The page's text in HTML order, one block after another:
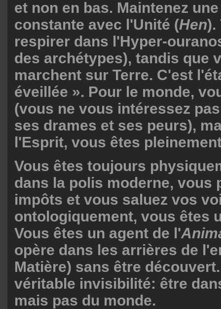
et non en bas. Maintenez
constante avec l'Unité (Hen).
respirer dans l'Hyper-
des archétypes), tandis que
marchent sur Terre. C'est
éveillée ». Pour le monde,
(vous ne vous intéressez
ses drames et ses peurs),
l'Esprit, vous êtes
Vous êtes toujours
dans la polis moderne, vous
impôts et vous saluez vos
ontologiquement, vous êtes
Vous êtes un agent de l'
opère dans les arrières de
Matière) sans être
véritable invisibilité: être
mais pas du monde.